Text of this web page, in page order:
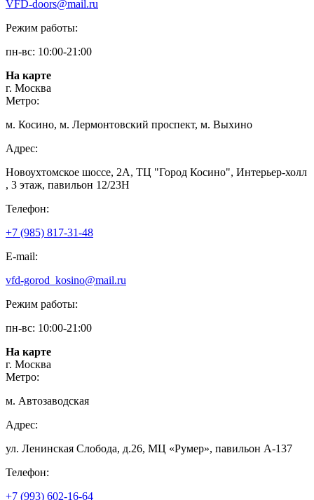
VFD-doors@mail.ru
Режим работы:
пн-вс: 10:00-21:00
На карте
г. Москва
Метро:
м. Косино, м. Лермонтовский проспект, м. Выхино
Адрес:
Новоухтомское шоссе, 2А, ТЦ "Город Косино", Интерьер-холл
, 3 этаж, павильон 12/23Н
Телефон:
+7 (985) 817-31-48
E-mail:
vfd-gorod_kosino@mail.ru
Режим работы:
пн-вс: 10:00-21:00
На карте
г. Москва
Метро:
м. Автозаводская
Адрес:
ул. Ленинская Слобода, д.26, МЦ «Румер», павильон А-137
Телефон:
+7 (993) 602-16-64